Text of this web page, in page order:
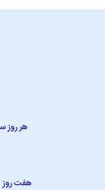
هر روز
هفت روز